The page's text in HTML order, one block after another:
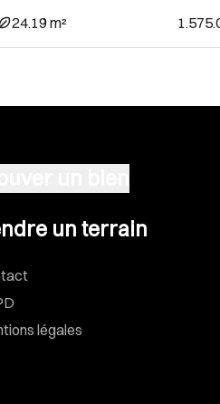
24.19 m²
un terrain
légales